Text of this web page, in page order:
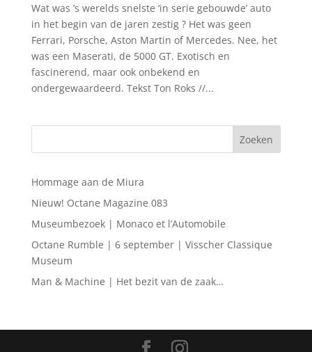
Wat was ’s werelds snelste ‘in serie gebouwde’ auto
in het begin van de jaren zestig ? Het was geen
Ferrari, Porsche, Aston Martin of Mercedes. Nee, het
was een Maserati, de 5000 GT. Exotisch en
fascinerend, maar ook onbekend en
ondergewaardeerd. Tekst Ton Roks //...
Hommage aan de Miura
Nieuw! Octane Magazine 083
Museumbezoek | Monaco et l’Automobile
Octane Rumble | 6 september | Visscher Classique
Museum
Man & Machine | Het bezit van de zaak…